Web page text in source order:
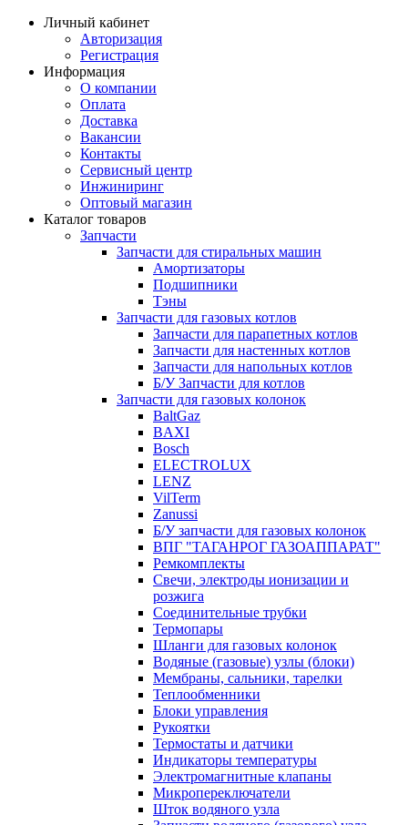
Личный кабинет
Авторизация
Регистрация
Информация
О компании
Оплата
Доставка
Вакансии
Контакты
Сервисный центр
Инжиниринг
Оптовый магазин
Каталог товаров
Запчасти
Запчасти для стиральных машин
Амортизаторы
Подшипники
Тэны
Запчасти для газовых котлов
Запчасти для парапетных котлов
Запчасти для настенных котлов
Запчасти для напольных котлов
Б/У Запчасти для котлов
Запчасти для газовых колонок
BaltGaz
BAXI
Bosch
ELECTROLUX
LENZ
VilTerm
Zanussi
Б/У запчасти для газовых колонок
ВПГ "ТАГАНРОГ ГАЗОАППАРАТ"
Ремкомплекты
Свечи, электроды ионизации и
розжига
Соединительные трубки
Термопары
Шланги для газовых колонок
Водяные (газовые) узлы (блоки)
Мембраны, сальники, тарелки
Теплообменники
Блоки управления
Рукоятки
Термостаты и датчики
Индикаторы температуры
Электромагнитные клапаны
Микропереключатели
Шток водяного узла